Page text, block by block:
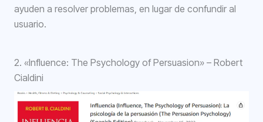
ayuden a resolver problemas, en lugar de confundir al
usuario.
2. «Influence: The Psychology of Persuasion» – Robert
Cialdini